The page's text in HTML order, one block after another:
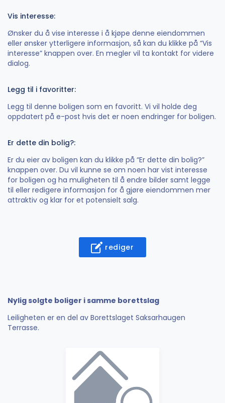
Vis interesse:
Ønsker du å vise interesse i å kjøpe denne eiendommen
eller ønsker ytterligere informasjon, så kan du klikke på “Vis
interesse” knappen over. En megler vil ta kontakt for videre
dialog.
Legg til i favoritter:
Legg til denne boligen som en favoritt. Vi vil holde deg
oppdatert på e-post hvis det er noen endringer for boligen.
Er dette din bolig?:
Er du eier av boligen kan du klikke på “Er dette din bolig?”
knappen over. Du vil kunne se om noen har vist interesse
for boligen og ha muligheten til å endre bilder samt legge
til eller redigere informasjon for å gjøre eiendommen mer
attraktiv og klar for et potensielt salg.
rediger
Nylig solgte boliger i samme borettslag
Leiligheten er en del av Borettslaget Saksarhaugen
Terrasse.